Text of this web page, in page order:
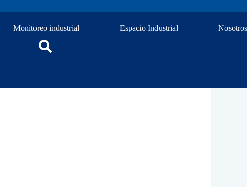
Monitoreo industrial Espacio Industrial Nosotros